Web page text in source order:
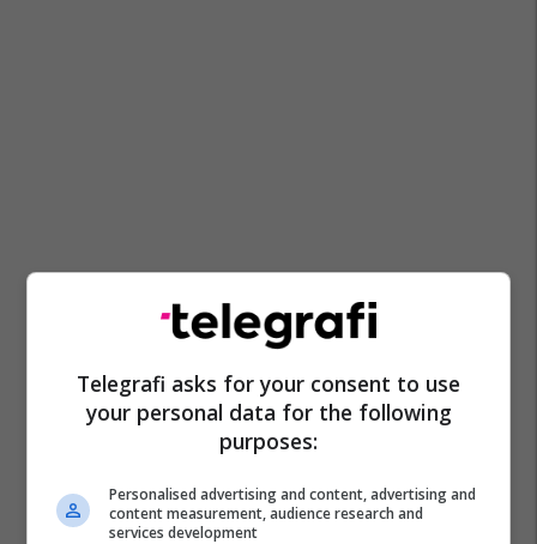
Telegrafi asks for your consent to use
your personal data for the following
purposes:
Personalised advertising and content, advertising and
content measurement, audience research and
services development